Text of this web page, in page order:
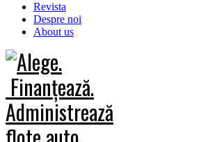
Revista
Despre noi
About us